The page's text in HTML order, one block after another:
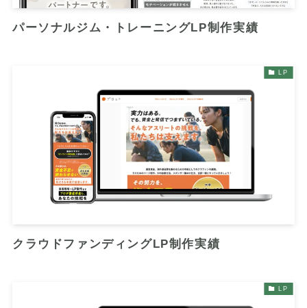
パーソナルジム・トレーニングLP制作実績
LP
クラウドファンディングLP制作実績
LP